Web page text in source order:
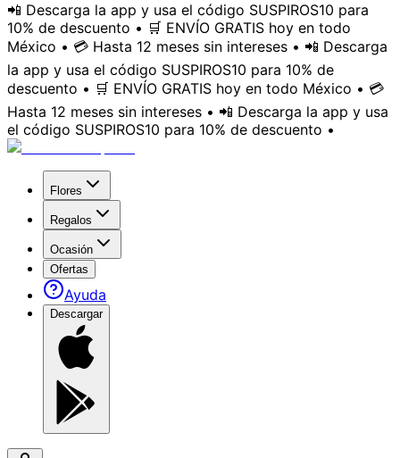
📲 Descarga la app y usa el código SUSPIROS10 para
10% de descuento • 🛒 ENVÍO GRATIS hoy en todo
México • 💳 Hasta 12 meses sin intereses • 📲 Descarga
la app y usa el código SUSPIROS10 para 10% de
descuento • 🛒 ENVÍO GRATIS hoy en todo México • 💳
Hasta 12 meses sin intereses • 📲 Descarga la app y usa
el código SUSPIROS10 para 10% de descuento •
Flores
Regalos
Ocasión
Ofertas
Ayuda
Descargar